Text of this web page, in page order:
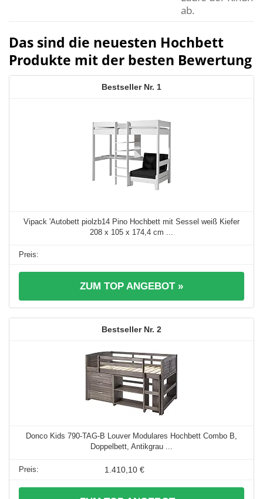
ab.
Das sind die neuesten Hochbett
Produkte mit der besten Bewertung
1
Vipack 'Autobett piolzb14 Pino Hochbett mit Sessel weiß Kiefer
208 x 105 x 174,4 cm ...
ZUM TOP ANGEBOT »
2
Donco Kids 790-TAG-B Louver Modulares Hochbett Combo B,
Doppelbett, Antikgrau ...
1.410,10 €